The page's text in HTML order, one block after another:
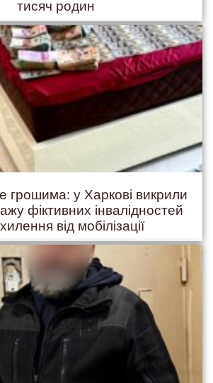
тисяч родин
грошима: у Харкові викрили
фіктивних інвалідностей
від мобілізації